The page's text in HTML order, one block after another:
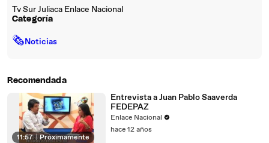
Tv Sur Juliaca Enlace Nacional
Categoría
🗞Noticias
Recomendada
11:57 | Próximamente
Entrevista a Juan Pablo Saaverda
FEDEPAZ
Enlace Nacional
hace 12 años